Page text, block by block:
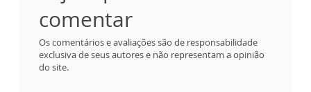
comentar
Os comentários e avaliações são de responsabilidade
exclusiva de seus autores e não representam a opinião
do site.